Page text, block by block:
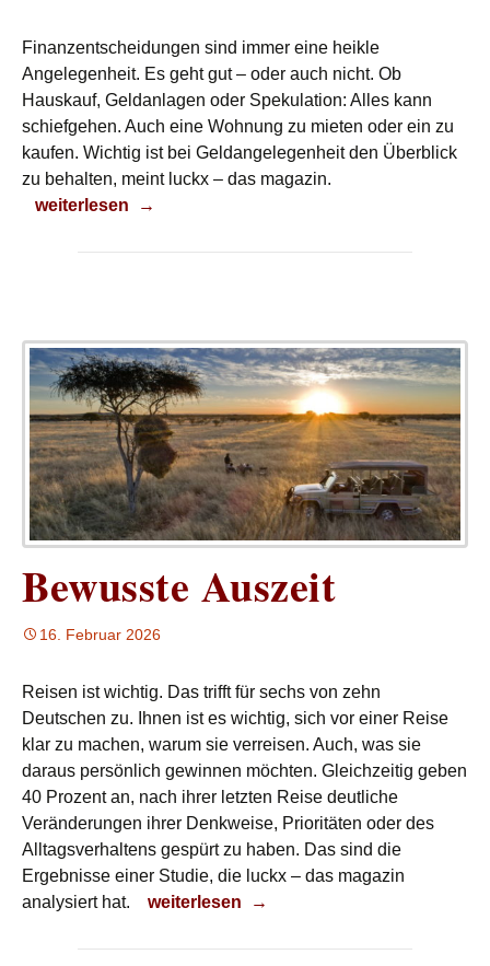
Finanzentscheidungen sind immer eine heikle
Angelegenheit. Es geht gut – oder auch nicht. Ob
Hauskauf, Geldanlagen oder Spekulation: Alles kann
schiefgehen. Auch eine Wohnung zu mieten oder ein zu
kaufen. Wichtig ist bei Geldangelegenheit den Überblick
zu behalten, meint luckx – das magazin.
Überblick behalten
weiterlesen →
Bewusste Auszeit
16. Februar 2026
Reisen ist wichtig. Das trifft für sechs von zehn
Deutschen zu. Ihnen ist es wichtig, sich vor einer Reise
klar zu machen, warum sie verreisen. Auch, was sie
daraus persönlich gewinnen möchten. Gleichzeitig geben
40 Prozent an, nach ihrer letzten Reise deutliche
Veränderungen ihrer Denkweise, Prioritäten oder des
Alltagsverhaltens gespürt zu haben. Das sind die
Ergebnisse einer Studie, die luckx – das magazin
analysiert hat.
Bewusste Auszeit
weiterlesen →